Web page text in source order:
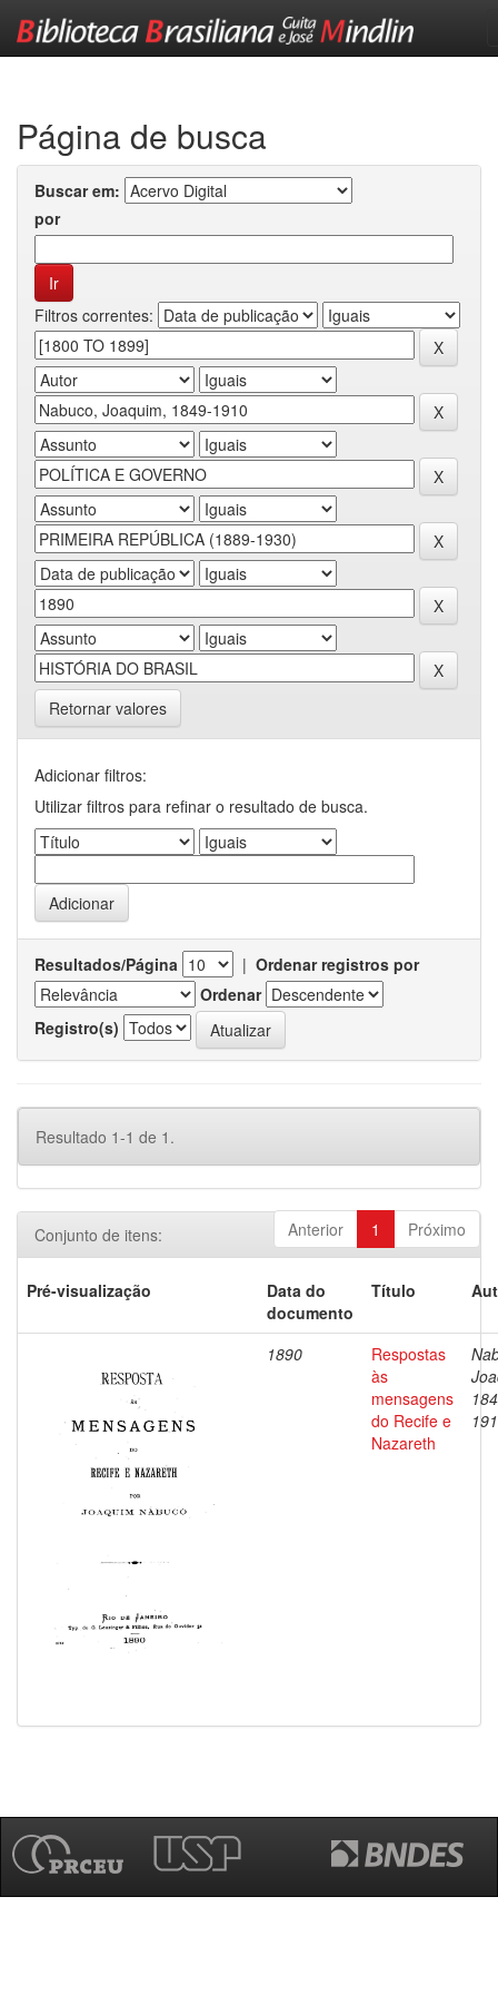
Página de busca
Buscar em:
por
Filtros correntes:
Retornar valores
Adicionar filtros:
Utilizar filtros para refinar o resultado de busca.
Resultados/Página | Ordenar registros por
Ordenar
Registro(s)
Resultado 1-1 de 1.
Anterior 1 Próximo
Conjunto de itens:
Pré-visualização
Data do
documento
Título
1890
Respostas
às
mensagens
do Recife e
Nazareth